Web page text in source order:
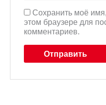
Сохранить моё
этом браузере для
комментариев.